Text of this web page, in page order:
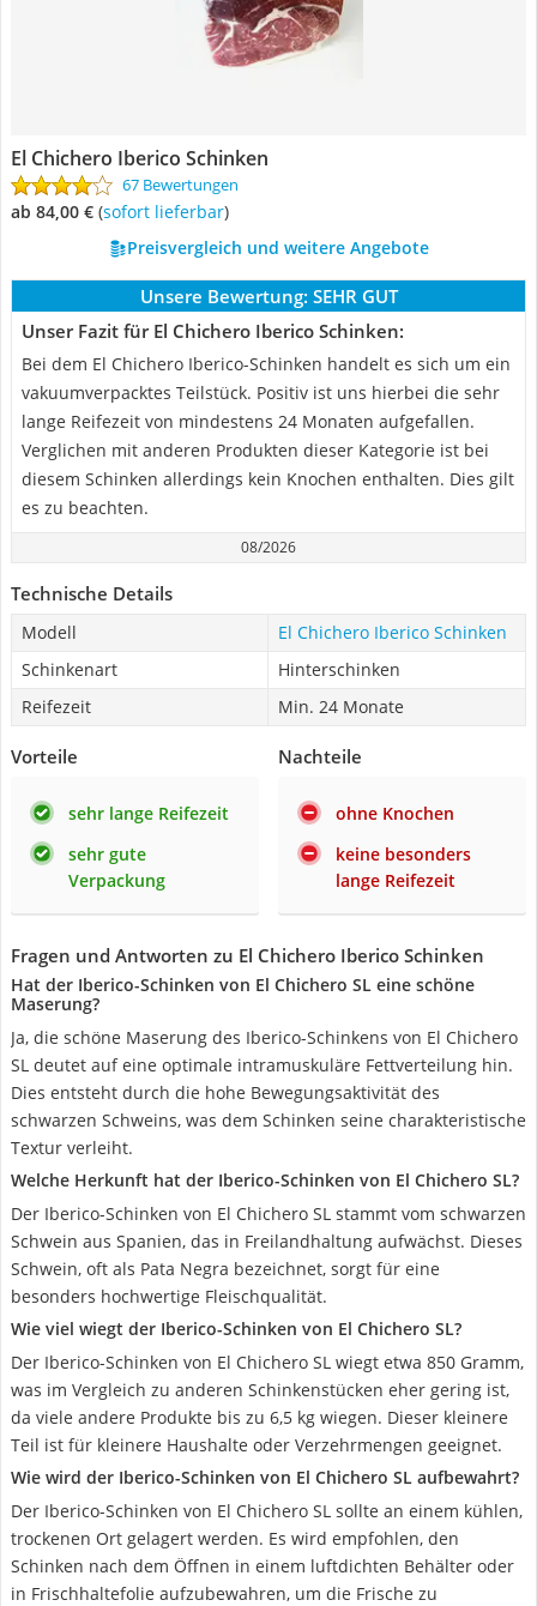
El Chichero Iberico Schinken
67 Bewertungen
ab 84,00 € ( Sofort lieferbar)
Preisvergleich und weitere Angebote
Unsere Bewertung: SEHR GUT
Unser Fazit für El Chichero Iberico Schinken:
Bei dem El Chichero Iberico-Schinken handelt es sich um ein
vakuumverpacktes Teilstück. Positiv ist uns hierbei die sehr
lange Reifezeit von mindestens 24 Monaten aufgefallen.
Verglichen mit anderen Produkten dieser Kategorie ist bei
diesem Schinken allerdings kein Knochen enthalten. Dies gilt
es zu beachten.
08/2026
Technische Details
Modell
El Chichero Iberico Schinken
Schinkenart
Hinterschinken
Reifezeit
Min. 24 Monate
Vorteile
sehr lange Reifezeit
sehr gute
Verpackung
Nachteile
ohne Knochen
keine besonders
lange Reifezeit
Fragen und Antworten zu El Chichero Iberico Schinken
Hat der Iberico-Schinken von El Chichero SL eine schöne
Maserung?
Ja, die schöne Maserung des Iberico-Schinkens von El Chichero
SL deutet auf eine optimale intramuskuläre Fettverteilung hin.
Dies entsteht durch die hohe Bewegungsaktivität des
schwarzen Schweins, was dem Schinken seine charakteristische
Textur verleiht.
Welche Herkunft hat der Iberico-Schinken von El Chichero SL?
Der Iberico-Schinken von El Chichero SL stammt vom schwarzen
Schwein aus Spanien, das in Freilandhaltung aufwächst. Dieses
Schwein, oft als Pata Negra bezeichnet, sorgt für eine
besonders hochwertige Fleischqualität.
Wie viel wiegt der Iberico-Schinken von El Chichero SL?
Der Iberico-Schinken von El Chichero SL wiegt etwa 850 Gramm,
was im Vergleich zu anderen Schinkenstücken eher gering ist,
da viele andere Produkte bis zu 6,5 kg wiegen. Dieser kleinere
Teil ist für kleinere Haushalte oder Verzehrmengen geeignet.
Wie wird der Iberico-Schinken von El Chichero SL aufbewahrt?
Der Iberico-Schinken von El Chichero SL sollte an einem kühlen,
trockenen Ort gelagert werden. Es wird empfohlen, den
Schinken nach dem Öffnen in einem luftdichten Behälter oder
in Frischhaltefolie aufzubewahren, um die Frische zu